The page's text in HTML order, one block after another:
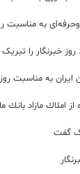
به مناسبت
خبرنگار را
به مناسبت روز
گفت